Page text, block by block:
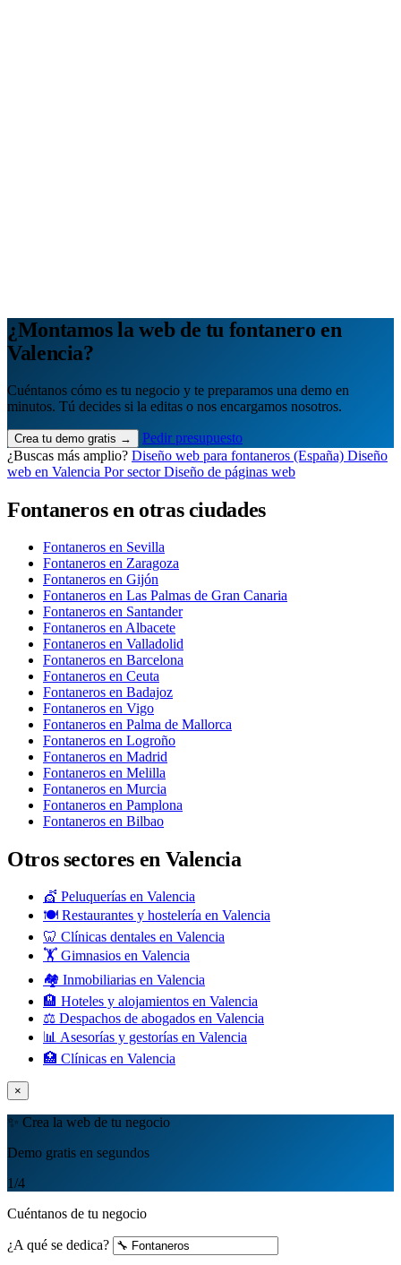
Quiero mi panel
¿Montamos la web de tu fontanero en
Valencia?
Cuéntanos cómo es tu negocio y te preparamos una demo en
minutos. Tú decides si la editas o nos encargamos nosotros.
Crea tu demo gratis →
Pedir presupuesto
¿Buscas más amplio? Diseño web para fontaneros (España) Diseño
web en Valencia Por sectorDiseño de páginas web
Fontaneros en otras ciudades
Fontaneros en Sevilla
Fontaneros en Zaragoza
Fontaneros en Gijón
Fontaneros en Las Palmas de Gran Canaria
Fontaneros en Santander
Fontaneros en Albacete
Fontaneros en Valladolid
Fontaneros en Barcelona
Fontaneros en Ceuta
Fontaneros en Badajoz
Fontaneros en Vigo
Fontaneros en Palma de Mallorca
Fontaneros en Logroño
Fontaneros en Madrid
Fontaneros en Melilla
Fontaneros en Murcia
Fontaneros en Pamplona
Fontaneros en Bilbao
Otros sectores en Valencia
💇 Peluquerías en Valencia
🍽️ Restaurantes y hostelería en Valencia
🦷 Clínicas dentales en Valencia
🏋️ Gimnasios en Valencia
🏘️ Inmobiliarias en Valencia
🏨 Hoteles y alojamientos en Valencia
⚖️ Despachos de abogados en Valencia
📊 Asesorías y gestorías en Valencia
🏥 Clínicas en Valencia
×
✨ Crea la web de tu negocio
Demo gratis en segundos
1/4
Cuéntanos de tu negocio
¿A qué se dedica?